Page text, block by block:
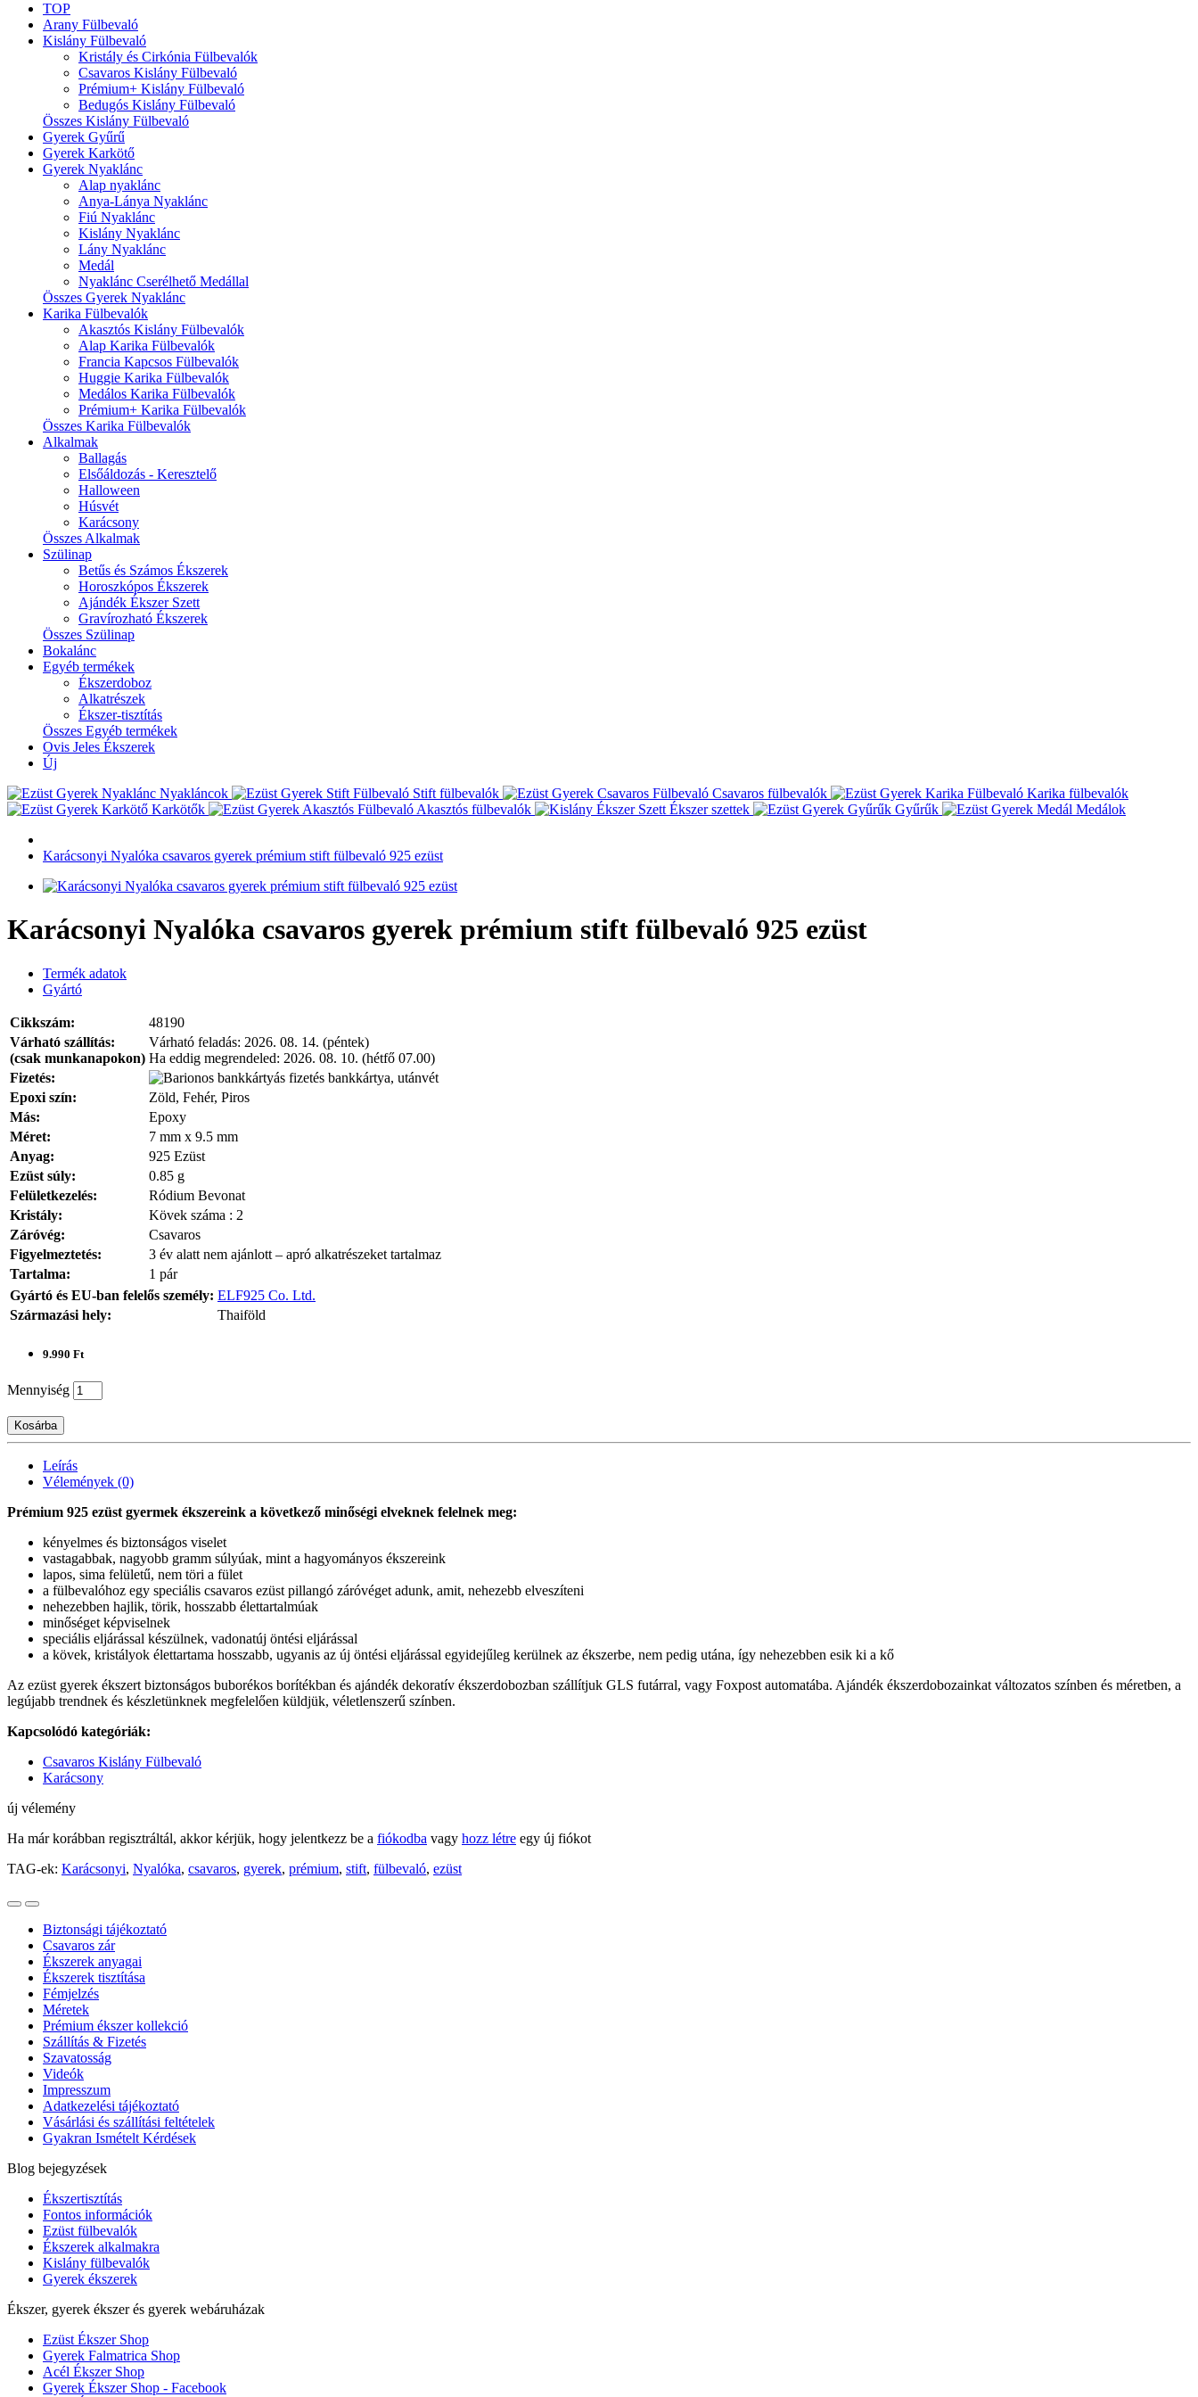
TOP
Arany Fülbevaló
Kislány Fülbevaló
Kristály és Cirkónia Fülbevalók
Csavaros Kislány Fülbevaló
Prémium+ Kislány Fülbevaló
Bedugós Kislány Fülbevaló
Összes Kislány Fülbevaló
Gyerek Gyűrű
Gyerek Karkötő
Gyerek Nyaklánc
Alap nyaklánc
Anya-Lánya Nyaklánc
Fiú Nyaklánc
Kislány Nyaklánc
Lány Nyaklánc
Medál
Nyaklánc Cserélhető Medállal
Összes Gyerek Nyaklánc
Karika Fülbevalók
Akasztós Kislány Fülbevalók
Alap Karika Fülbevalók
Francia Kapcsos Fülbevalók
Huggie Karika Fülbevalók
Medálos Karika Fülbevalók
Prémium+ Karika Fülbevalók
Összes Karika Fülbevalók
Alkalmak
Ballagás
Elsőáldozás - Keresztelő
Halloween
Húsvét
Karácsony
Összes Alkalmak
Szülinap
Betűs és Számos Ékszerek
Horoszkópos Ékszerek
Ajándék Ékszer Szett
Gravírozható Ékszerek
Összes Szülinap
Bokalánc
Egyéb termékek
Ékszerdoboz
Alkatrészek
Ékszer-tisztítás
Összes Egyéb termékek
Ovis Jeles Ékszerek
Új
Nyakláncok
Stift fülbevalók Csavaros fülbevalók
Karika fülbevalók
Karkötők
Akasztós fülbevalók Ékszer szettek Gyűrűk Medálok
Karácsonyi Nyalóka csavaros gyerek prémium stift fülbevaló 925 ezüst
Karácsonyi Nyalóka csavaros gyerek prémium stift fülbevaló 925 ezüst
Termék adatok
Gyártó
Cikkszám:
48190
Várható szállítás:
(csak munkanapokon)
Várható feladás: 2026. 08. 14. (péntek)
Ha eddig megrendeled: 2026. 08. 10. (hétfő 07.00)
Fizetés:
bankkártya, utánvét
Epoxi szín:
Zöld, Fehér, Piros
Más:
Epoxy
Méret:
7 mm x 9.5 mm
Anyag:
925 Ezüst
Ezüst súly:
0.85 g
Felületkezelés:
Ródium Bevonat
Kristály:
Kövek száma : 2
Záróvég:
Csavaros
Figyelmeztetés:
3 év alatt nem ajánlott – apró alkatrészeket tartalmaz
Tartalma:
1 pár
Gyártó és EU-ban felelős személy: ELF925 Co. Ltd.
Származási hely:
Thaiföld
9.990 Ft
Mennyiség
Kosárba
Leírás
Vélemények (0)
Prémium 925 ezüst gyermek ékszereink a következő minőségi elveknek felelnek meg:
kényelmes és biztonságos viselet
vastagabbak, nagyobb gramm súlyúak, mint a hagyományos ékszereink
lapos, sima felületű, nem töri a fület
a fülbevalóhoz egy speciális csavaros ezüst pillangó záróvéget adunk, amit, nehezebb elveszíteni
nehezebben hajlik, törik, hosszabb élettartalmúak
minőséget képviselnek
speciális eljárással készülnek, vadonatúj öntési eljárással
a kövek, kristályok élettartama hosszabb, ugyanis az új öntési eljárással egyidejűleg kerülnek az ékszerbe, nem pedig utána, így nehezebben esik ki a kő
Az ezüst gyerek ékszert biztonságos buborékos borítékban és ajándék dekoratív ékszerdobozban szállítjuk GLS futárral, vagy Foxpost automatába. Ajándék ékszerdobozainkat változatos színben és méretben, a
legújabb trendnek és készletünknek megfelelően küldjük, véletlenszerű színben.
Kapcsolódó kategóriák:
Csavaros Kislány Fülbevaló
Karácsony
új vélemény
Ha már korábban regisztráltál, akkor kérjük, hogy jelentkezz be a fiókodba vagy hozz létre egy új fiókot
TAG-ek: Karácsonyi, Nyalóka, csavaros, gyerek, prémium, stift, fülbevaló, ezüst
Biztonsági tájékoztató
Csavaros zár
Ékszerek anyagai
Ékszerek tisztítása
Fémjelzés
Méretek
Prémium ékszer kollekció
Szállítás & Fizetés
Szavatosság
Videók
Impresszum
Adatkezelési tájékoztató
Vásárlási és szállítási feltételek
Gyakran Ismételt Kérdések
Blog bejegyzések
Ékszertisztítás
Fontos információk
Ezüst fülbevalók
Ékszerek alkalmakra
Kislány fülbevalók
Gyerek ékszerek
Ékszer, gyerek ékszer és gyerek webáruházak
Ezüst Ékszer Shop
Gyerek Falmatrica Shop
Acél Ékszer Shop
Gyerek Ékszer Shop - Facebook